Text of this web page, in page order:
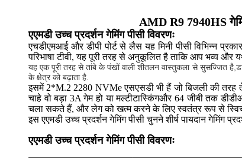
AMD R9 7940HS
एएमडी उच्च प्रदर्शन गेमिंग पीसी विवरणः
एचडीएमआई और डीपी पोर्ट से लैस यह मिनी पीसी विभिन्न
परिभाषा टीवी, यह पूरी तरह से अनुकूलित है ताकि आप भव्य और
यह एक पूरी तरह से तांबे के पंखों वाली शीतलन वास्तुकला से सुसज्जित
के क्षेत्र को बढ़ाता है.
इसमें 2*M.2 2280 NVMe एसएसडी भी हैं जो बिजली की तरह
चाहे वो बड़ा 3A गेम हो या मल्टीटास्किंगऔर 64 जीबी तक
चला सकते हैं, और लेग को खत्म करने के लिए स्वतंत्र रूप से स्विच
इस एएमडी उच्च प्रदर्शन गेमिंग पीसी चुनने शीर्ष पायदान
एएमडी उच्च प्रदर्शन गेमिंग पीसी विवरणः